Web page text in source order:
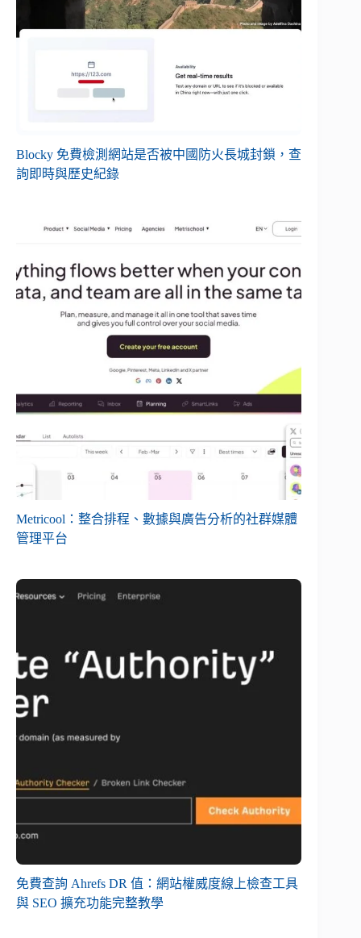
Blocky 免費檢測網站是否被中國防火長城封鎖，查
詢即時與歷史紀錄
Metricool：整合排程、數據與廣告分析的社群媒體
管理平台
免費查詢 Ahrefs DR 值：網站權威度線上檢查工具
與 SEO 擴充功能完整教學